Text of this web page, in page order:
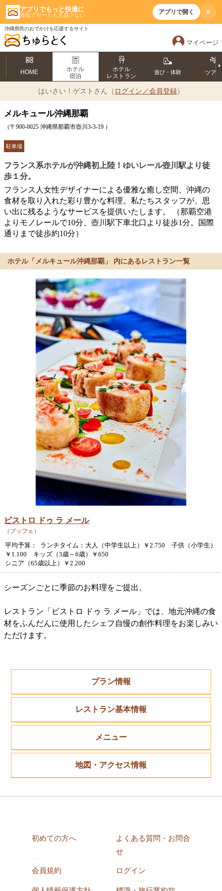
アプリでもっと快適に
通知でセールも見逃さない アプリで開く ×
沖縄県民のおでかけを応援するサイト
マイページ
HOME
ホテル
宿泊
ホテル
レストラン
遊び・体験 ツア
はいさい！ ゲストさん（ ログイン／会員登録）
メルキュール沖縄那覇
（〒900-0025 沖縄県那覇市壺川3-3-19 ）
駐車場
フランス系ホテルが沖縄初上陸！ゆいレール壺川駅より徒
歩１分。
フランス人女性デザイナーによる優雅な癒し空間、沖縄の
食材を取り入れた彩り豊かな料理。私たちスタッフが、思
い出に残るようなサービスを提供いたします。 （那覇空港
よりモノレールで10分、壺川駅下車北口より徒歩1分。国際
通りまで徒歩約10分）
ホテル「メルキュール沖縄那覇」 内にあるレストラン一覧
ビストロ ドゥ ラ メール
（ブッフェ）
平均予算： ランチタイム：大人（中学生以上）￥2.750 子供（小学生）
￥1.100 キッズ（3歳～6歳）￥650
シニア（65歳以上）￥2.200
シーズンごとに季節のお料理をご提出。
レストラン「ビストロ ドゥ ラ メール」では、地元沖縄の食
材をふんだんに使用したシェフ自慢の創作料理をお楽しみい
ただけます。
プラン情報
レストラン基本情報
メニュー
地図・アクセス情報
初めての方へ
よくある質問・お問合
せ
会員規約 ログイン